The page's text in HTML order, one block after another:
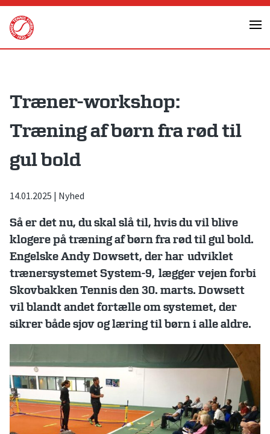
Skip
content
Træner-workshop:
Træning af børn fra rød til
gul bold
14.01.2025 | Nyhed
Så er det nu, du skal slå til, hvis du vil blive
klogere på træning af børn fra rød til gul bold.
Engelske Andy Dowsett, der har udviklet
trænersystemet System-9, lægger vejen forbi
Skovbakken Tennis den 30. marts. Dowsett
vil blandt andet fortælle om systemet, der
sikrer både sjov og læring til børn i alle aldre.